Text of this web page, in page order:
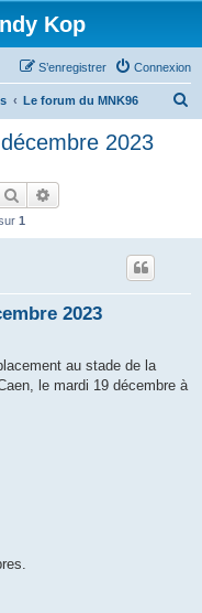
Kop
Connexion
S’enregistrer
Le forum du MNK96
2023
Rechercher
1
2023
au stade de la
le mardi 19 décembre à